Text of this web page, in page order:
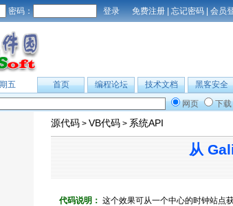
密码： 免费注册 | 忘记密码 | 会员
五 首页 编程论坛 技术文档 黑客安全
网页 下载
源代码 > VB代码 > 系统API
从
代码说明： 这个效果可从一个中心的时钟站点